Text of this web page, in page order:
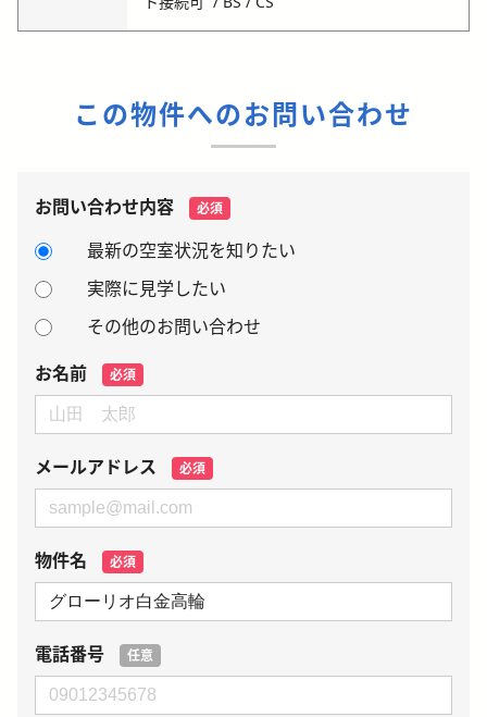
この物件へのお問い合わせ
お問い合わせ内容 必須
最新の空室状況を知りたい
実際に見学したい
その他のお問い合わせ
お名前
必須
メールアドレス 必須
物件名 必須
電話番号 任意